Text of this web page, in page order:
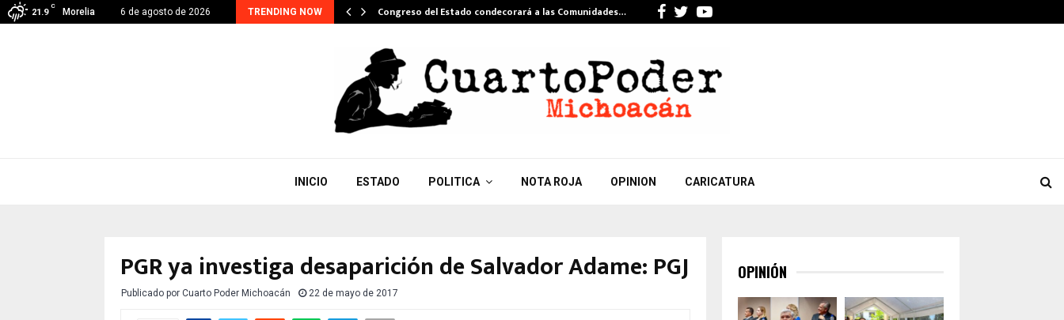
21.9
C
Morelia 6 de agosto de 2026 TRENDING NOW
suma 48 detenidos por extorsión; el… Congreso del Estado condecorará a las Comunidades… Facebook
TwitterYoutube
INICIO ESTADO POLITICA NOTA ROJA OPINION CARICATURA
PGR ya investiga desaparición de Salvador Adame: PGJ
Publicado por Cuarto Poder Michoacán 22 de mayo de 2017
OPINIÓN